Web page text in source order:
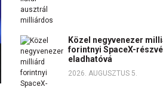
Közel negyvenezer
forintnyi SpaceX-
eladhatóvá
2026. AUGUSZTUS 5.